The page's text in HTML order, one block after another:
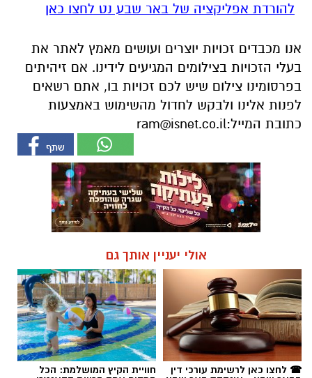
להורדת אפליקציה של באר שבע נט לחצו כאן
אנו מכבדים זכויות יוצרים ועושים מאמץ לאתר את
בעלי הזכויות בצילומים המגיעים לידינו. אם זיהיתים
בפרסומינו צילום שיש לכם זכויות בו, אתם רשאים
לפנות אלינו ולבקש לחדול מהשימוש באמצעות
כתובת המייל:ram@isnet.co.il
אולי יעניין אותך גם
☎ לחצו כאן לרשימת עורכי דין חוויית הקיץ המושלמת: הכל